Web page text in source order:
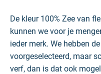
De kleur 100% Zee van
kunnen we voor je
ieder merk. We hebben
voorgeselecteerd, maar
verf, dan is dat ook